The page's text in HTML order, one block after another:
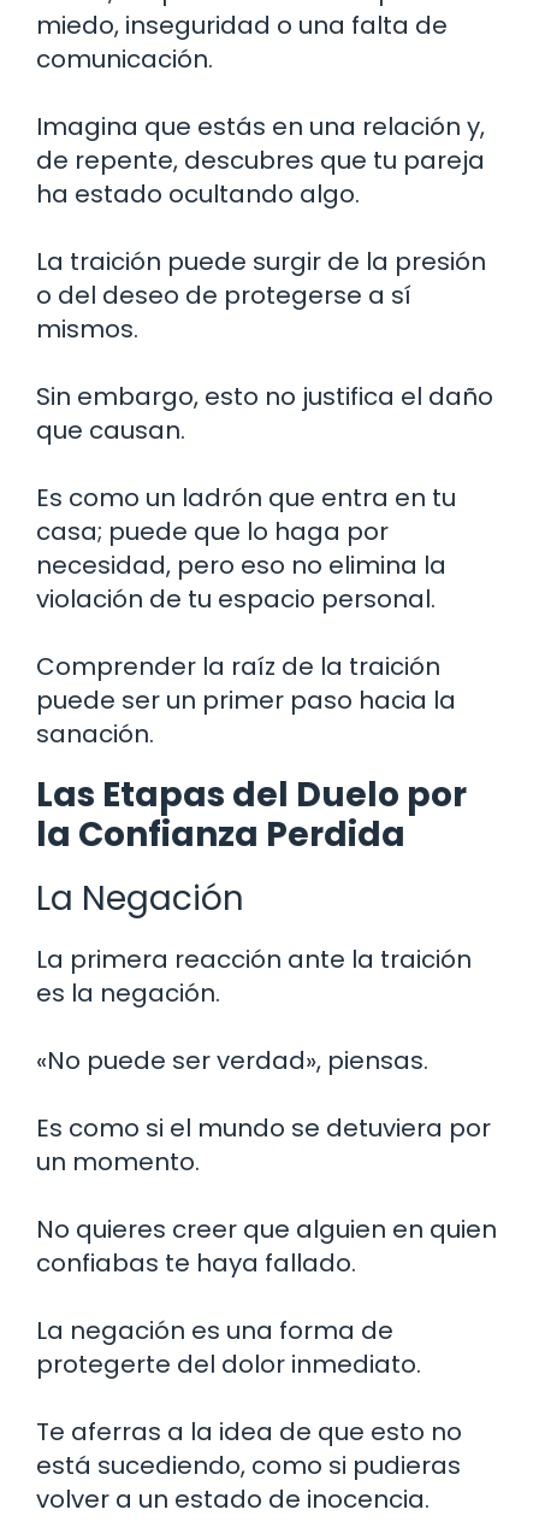
miedo, inseguridad o una falta de
comunicación.
Imagina que estás en una relación y,
de repente, descubres que tu pareja
ha estado ocultando algo.
La traición puede surgir de la presión
o del deseo de protegerse a sí
mismos.
Sin embargo, esto no justifica el daño
que causan.
Es como un ladrón que entra en tu
casa; puede que lo haga por
necesidad, pero eso no elimina la
violación de tu espacio personal.
Comprender la raíz de la traición
puede ser un primer paso hacia la
sanación.
Las Etapas del Duelo por
la Confianza Perdida
La Negación
La primera reacción ante la traición
es la negación.
«No puede ser verdad», piensas.
Es como si el mundo se detuviera por
un momento.
No quieres creer que alguien en quien
confiabas te haya fallado.
La negación es una forma de
protegerte del dolor inmediato.
Te aferras a la idea de que esto no
está sucediendo, como si pudieras
volver a un estado de inocencia.